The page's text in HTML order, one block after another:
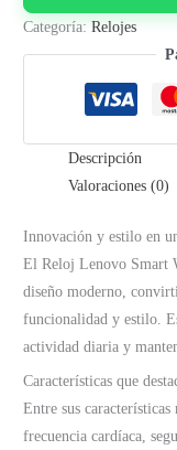
Categoría:Relojes
Descripción
Valoraciones (0)
Innovación y estilo en
El Reloj Lenovo Smart
diseño moderno,
funcionalidad y estilo.
actividad diaria y
Características que
Entre sus
frecuencia cardíaca,